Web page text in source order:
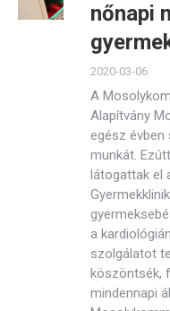
nőnapi
2020-03-06
A
Alapítvány
egész évben
munkát.
látogattak el
a
szolgálatot
köszöntsék,
mindennapi